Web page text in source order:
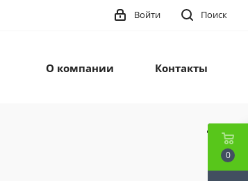
Поиск
Войти
О компании Контакты
0